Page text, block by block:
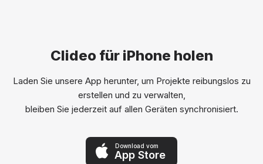
Clideo für iPhone holen
Laden Sie unsere App herunter, um Projekte reibungslos zu
erstellen und zu verwalten,
bleiben Sie jederzeit auf allen Geräten synchronisiert.
Download vom
App Store